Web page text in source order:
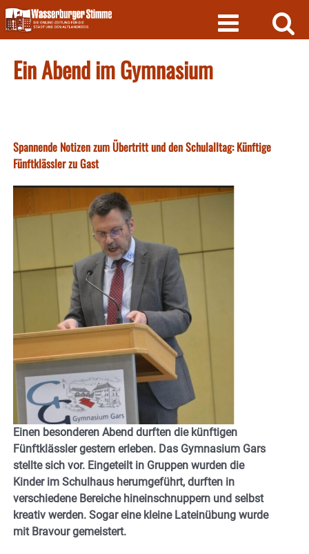
Skip
to
content
Ein Abend im Gymnasium
Spannende Notizen zum Übertritt und den Schulalltag: Künftige
Fünftklässler zu Gast
Einen besonderen Abend durften die künftigen
Fünftklässler gestern erleben. Das Gymnasium Gars
stellte sich vor. Eingeteilt in Gruppen wurden die
Kinder im Schulhaus herumgeführt, durften in
verschiedene Bereiche hineinschnuppern und selbst
kreativ werden. Sogar eine kleine Lateinübung wurde
mit Bravour gemeistert.